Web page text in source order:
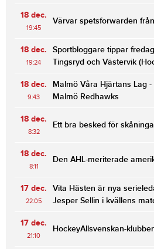
18 dec.
19:45
Värvar spetsforwarden
18 dec.
19:24
Sportbloggare tippar
Tingsryd och Västervik
18 dec.
9:43
Malmö Våra Hjärtans Lag
Malmö Redhawks
18 dec.
8:32
Ett bra besked för
18 dec.
8:11
Den AHL-meriterade
17 dec.
22:05
Vita Hästen är nya
Jesper Sellin i kvällens
17 dec.
21:10
HockeyAllsvenskan-